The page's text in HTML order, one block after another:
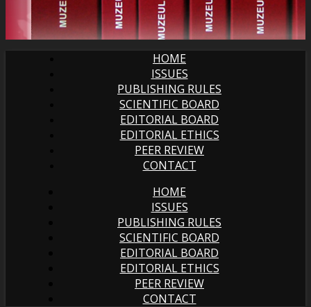
HOME
ISSUES
PUBLISHING RULES
SCIENTIFIC BOARD
EDITORIAL BOARD
EDITORIAL ETHICS
PEER REVIEW
CONTACT
HOME
ISSUES
PUBLISHING RULES
SCIENTIFIC BOARD
EDITORIAL BOARD
EDITORIAL ETHICS
PEER REVIEW
CONTACT